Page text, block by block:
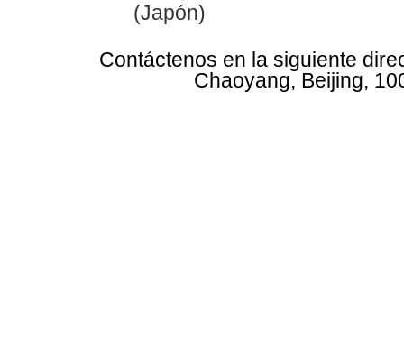
(Japón)
Contáctenos en la siguiente
Chaoyang, Beijing,